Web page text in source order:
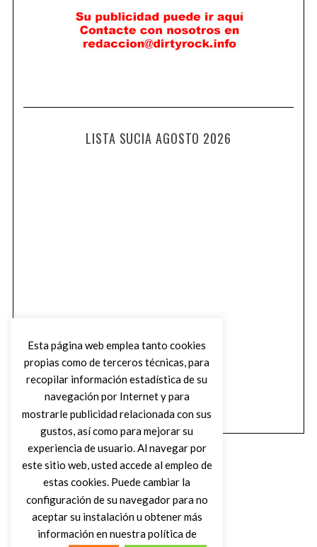
LISTA SUCIA AGOSTO 2026
Esta página web emplea tanto cookies
propias como de terceros técnicas, para
recopilar información estadística de su
navegación por Internet y para
mostrarle publicidad relacionada con sus
gustos, así como para mejorar su
experiencia de usuario. Al navegar por
este sitio web, usted accede al empleo de
estas cookies. Puede cambiar la
configuración de su navegador para no
aceptar su instalación u obtener más
información en nuestra política de